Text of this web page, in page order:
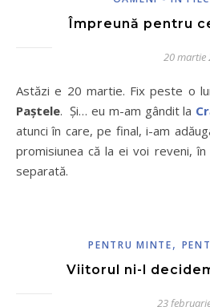
Împreună pentru
20 martie
Astăzi e 20 martie. Fix peste o
Paştele. Şi… eu m-am gândit la
atunci în care, pe final, i-am
promisiunea că la ei voi reveni,
separată.
PENTRU MINTE,
Viitorul ni-l
23